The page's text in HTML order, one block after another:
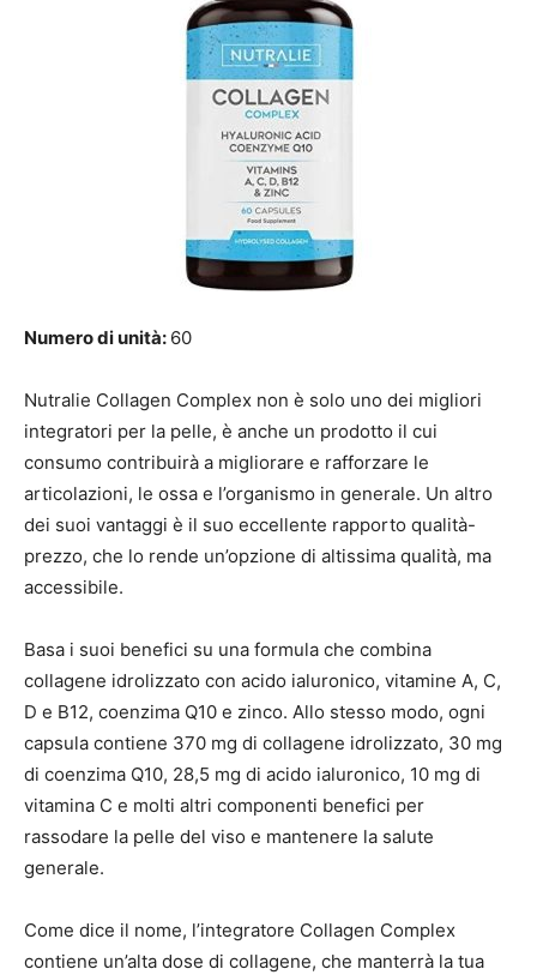
Numero di unità: 60
Nutralie Collagen Complex non è solo uno dei migliori
integratori per la pelle, è anche un prodotto il cui
consumo contribuirà a migliorare e rafforzare le
articolazioni, le ossa e l’organismo in generale. Un altro
dei suoi vantaggi è il suo eccellente rapporto qualità-
prezzo, che lo rende un’opzione di altissima qualità, ma
accessibile.
Basa i suoi benefici su una formula che combina
collagene idrolizzato con acido ialuronico, vitamine A, C,
D e B12, coenzima Q10 e zinco. Allo stesso modo, ogni
capsula contiene 370 mg di collagene idrolizzato, 30 mg
di coenzima Q10, 28,5 mg di acido ialuronico, 10 mg di
vitamina C e molti altri componenti benefici per
rassodare la pelle del viso e mantenere la salute
generale.
Come dice il nome, l’integratore Collagen Complex
contiene un’alta dose di collagene, che manterrà la tua